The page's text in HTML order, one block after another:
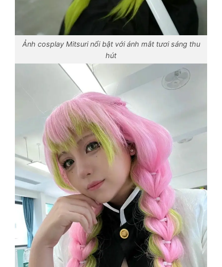
Ảnh cosplay Mitsuri nổi bật với ánh mắt tươi sáng thu
hút